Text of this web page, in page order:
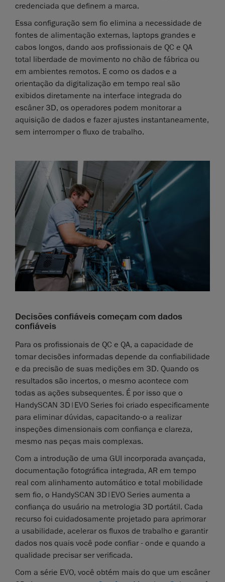
credenciada que definem a marca.
Essa configuração sem fio elimina a necessidade de
fontes de alimentação externas, laptops grandes e
cabos longos, dando aos profissionais de QC e QA
total liberdade de movimento no chão de fábrica ou
em ambientes remotos. E como os dados e a
orientação da digitalização em tempo real são
exibidos diretamente na interface integrada do
escâner 3D, os operadores podem monitorar a
aquisição de dados e fazer ajustes instantaneamente,
sem interromper o fluxo de trabalho.
Decisões confiáveis começam com dados
confiáveis
Para os profissionais de QC e QA, a capacidade de
tomar decisões informadas depende da confiabilidade
e da precisão de suas medições em 3D. Quando os
resultados são incertos, o mesmo acontece com
todas as ações subsequentes. É por isso que o
HandySCAN 3D|EVO Series foi criado especificamente
para eliminar dúvidas, capacitando-o a realizar
inspeções dimensionais com confiança e clareza,
mesmo nas peças mais complexas.
Com a introdução de uma GUI incorporada avançada,
documentação fotográfica integrada, AR em tempo
real com alinhamento automático e total mobilidade
sem fio, o HandySCAN 3D|EVO Series aumenta a
confiança do usuário na metrologia 3D portátil. Cada
recurso foi cuidadosamente projetado para aprimorar
a usabilidade, acelerar os fluxos de trabalho e garantir
dados nos quais você pode confiar - onde e quando a
qualidade precisar ser verificada.
Com a série EVO, você obtém mais do que um escâner